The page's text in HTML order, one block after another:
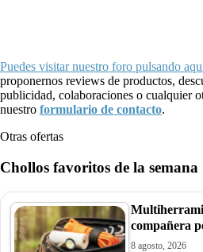
Puedes visitar nuestro foro pulsando
proponernos reviews de productos,
publicidad, colaboraciones o cualquier
nuestro formulario de contacto.
Otras ofertas
Chollos favoritos de la semana
compañera
8 agosto, 2026